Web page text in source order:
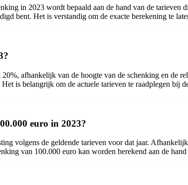
in 2023 wordt bepaald aan de hand van de
bent. Het is verstandig om de exacte berekening te
afhankelijk van de hoogte van de schenking en de
is belangrijk om de actuele tarieven te raadplegen bij
euro in 2023?
volgens de geldende tarieven voor dat jaar.
van 100.000 euro kan worden berekend aan de